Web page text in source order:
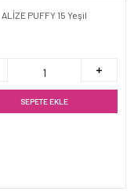
ALİZE PUFFY 15 Yeşil
SEPETE EKLE